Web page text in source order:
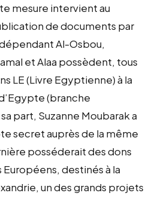
mesure intervient au
de documents par
Al-Osbou,
et Alaa possèdent, tous
LE (Livre Egyptienne) à la
(branche
part, Suzanne Moubarak a
secret auprès de la même
posséderait des dons
destinés à la
un des grands projets